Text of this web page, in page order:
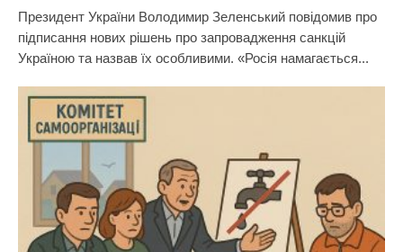
Президент України Володимир Зеленський повідомив про
підписання нових рішень про запровадження санкцій
Україною та назвав їх особливими. «Росія намагається...